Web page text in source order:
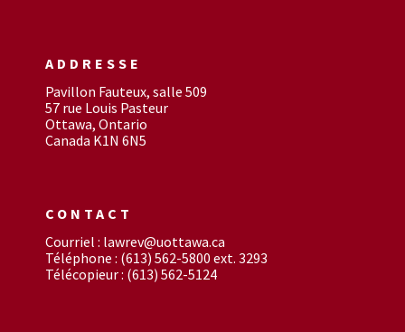
ADDRESSE
Pavillon Fauteux, salle 509
57 rue Louis Pasteur
Ottawa, Ontario
Canada K1N 6N5
CONTACT
Courriel : lawrev@uottawa.ca
Téléphone : (613) 562-5800 ext. 3293
Télécopieur : (613) 562-5124